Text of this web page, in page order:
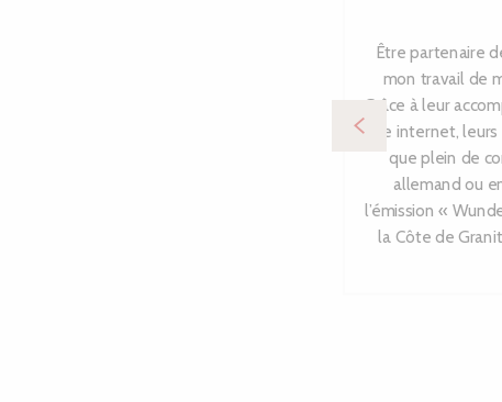
Être partenaire
mon travail de
Grâce à leur
site internet,
que plein de
allemand ou
l’émission «
la Côte de